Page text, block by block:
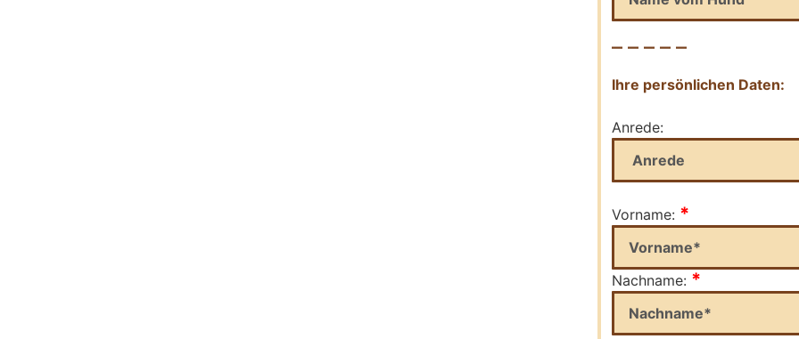
– – – – –
Ihre persönlichen Daten:
Anrede:
Vorname: *
Nachname: *